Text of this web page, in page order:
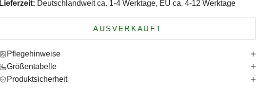
Lieferzeit: Deutschlandweit ca. 1-4 Werktage, EU ca. 4-12 Werktage
AUSVERKAUFT
Pflegehinweise
Größentabelle
Produktsicherheit